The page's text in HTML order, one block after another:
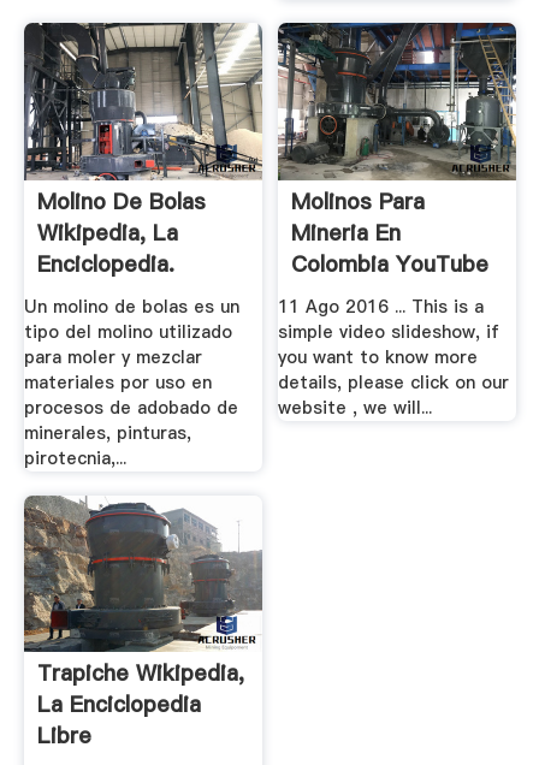
Molino De Bolas
Wikipedia, La
Enciclopedia.
Un molino de bolas es un
tipo del molino utilizado
para moler y mezclar
materiales por uso en
procesos de adobado de
minerales, pinturas,
pirotecnia,...
Molinos Para
Mineria En
Colombia YouTube
11 Ago 2016 ... This is a
simple video slideshow, if
you want to know more
details, please click on our
website , we will...
Trapiche Wikipedia,
La Enciclopedia
Libre